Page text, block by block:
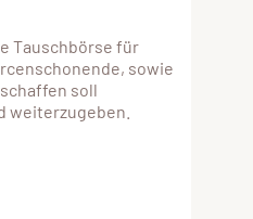
Tauschbörse für
sowie
soll
weiterzugeben.